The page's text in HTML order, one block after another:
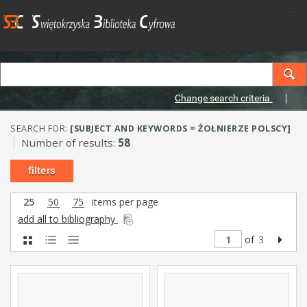
Change search criteria
SEARCH FOR: [SUBJECT AND KEYWORDS = ŻOŁNIERZE POLSCY]
Number of results: 58
filters
25 50 75
items per page
add all to bibliography
of 3